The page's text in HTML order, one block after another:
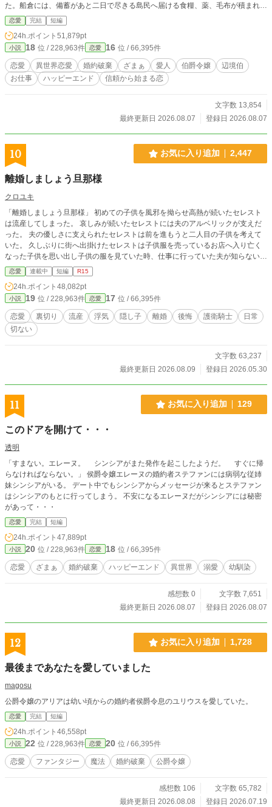
た。船倉には、備蓄があと二日で尽きる島民へ届ける食糧、薬、毛布が積まれて
いる。 ところが出航前日、港へ着いたオリヴィアが見たのは、船から降ろされ
る救援物資と、代わりに積み込まれる衣装箱、酒樽、鏡台、長椅子だった。 船
上にはルーカスと、その愛人カミラがいる。 ルーカスはオリヴィアとの婚約を
一方的に解消し、カミラとの婚礼と新婚旅行、さらに自分の私的事業へ〈暁の
鴎〉号を使うと告げた。 「この毛布、少し獣臭いのですもの」 カミラも救援物
資を邪魔扱いし、自分の衣装と家具を優先する。 けれどルーカスは、大切な二
つの事実を軽んじていた。 〈暁の鴎〉号は、結婚が成立するまではオリヴィア
先を治めるフレデリック辺境伯は、島の備蓄があと二日だと伝えても、オリヴィ
を積み戻し、翌朝、予定どおり出航すると宣言した。 それでもルーカスは、招
待客の前ならオリヴィアは逆らえないと考え、新婚旅行の出航式を強行する。
「錨を上げろ。出航だ！」 しかし、船員は誰一人動かなかった。 これは、自分
を財産として扱った元婚約者と愛人を直接船から降ろし、救援を成功させた海運
令嬢が、船と信用、新しい定期航路、そして判断を尊重してくれる相手との未来
対等な関係から始まる異世界恋愛です。 婚約を解消するという申し出は、受け
入れます。 ですが、この船をどう使うかまで、あなたに決めさせるつもりはあ
りません。
恋愛 完結 短編
24h.ポイント 51,879pt
小説 18 位 / 228,963件 恋愛 16 位 / 66,395件
恋愛 異世界恋愛 婚約破棄 ざまぁ 愛人 伯爵令嬢
辺境伯
お仕事
ハッピーエンド 信頼から始まる恋
文字数 13,854
最終更新日 2026.08.07
登録日 2026.08.07
10 お気に入り追加 2,447
離婚しましょう旦那様
クロユキ
「離婚しましょう旦那様」 初めての子供を風邪を拗らせ高熱が続いたセレスト
は流産してしまった。 哀しみが続いたセレストには夫のアルベリックが支えだ
った。 夫の優しさに支えられたセレストは前を進もうと二人目の子供を考えて
いた。 久しぶりに街へ出掛けたセレストは子供服を売っているお店へ入り亡く
なった子供を思い出し子供の服を見ていた時、仕事に行っていた夫が知らない女
性と小さな女の子を連れている姿を見てしまった。 誤字脱字があります。 更新
が不定期ですが、よろしくお願いします。
恋愛 連載中 短編 R15
24h.ポイント 48,082pt
小説 19 位 / 228,963件 恋愛 17 位 / 66,395件
恋愛 裏切り 流産 浮気 隠し子 離婚 後悔 護衛騎士
日常
切ない
文字数 63,237
最終更新日 2026.08.09
登録日 2026.05.30
11 お気に入り追加 129
このドアを開けて・・・
透明
「すまない。エレーヌ。 シンシアがまた発作を起こしたようだ。 すぐに帰
らなければならない。」 侯爵令嬢エレーヌの婚約者ステファンには病弱な従姉
妹シンシアがいる。 デート中でもシンシアからメッセージが来るとステファン
はシンシアのもとに行ってしまう。 不安になるエレーヌだがシンシアには秘密
があって・・・
恋愛 完結 短編
24h.ポイント 47,889pt
小説 20 位 / 228,963件 恋愛 18 位 / 66,395件
恋愛 ざまぁ 婚約破棄 ハッピーエンド 異世界 溺愛 幼馴染
感想数 0
文字数 7,651
最終更新日 2026.08.07
登録日 2026.08.07
12 お気に入り追加 1,728
最後まであなたを愛していました
magosu
公爵令嬢のアリアは幼い頃からの婚約者侯爵令息のユリウスを愛していた。
恋愛 完結 短編
24h.ポイント 46,558pt
小説 22 位 / 228,963件 恋愛 20 位 / 66,395件
恋愛 ファンタジー 魔法 婚約破棄 公爵令嬢
感想数 106
文字数 65,782
最終更新日 2026.08.08
登録日 2026.07.19